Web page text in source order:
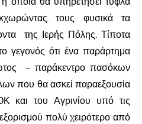
τους φυσικά τα
της Ιερής Πόλης. Τίποτα
γεγονός ότι ένα παράρτημα
– παράκεντρο πασόκων
που θα ασκεί παραεξουσία
και του Αγρινίου υπό τις
πολύ χειρότερο από